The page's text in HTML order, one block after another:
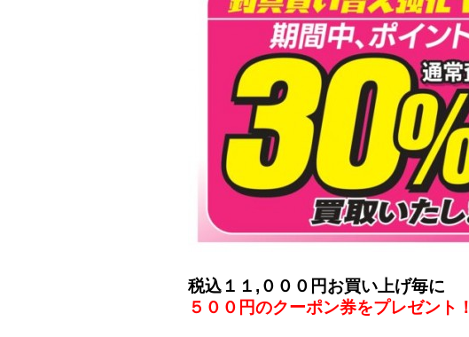
税込１１,０００円お買い上げ毎に
５００円のクーポン券をプレゼント！